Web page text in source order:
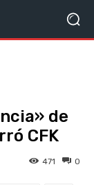
de
CFK
0
471